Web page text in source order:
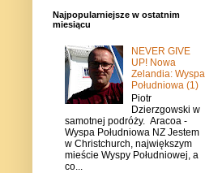
Najpopularniejsze w ostatnim
miesiącu
NEVER GIVE
UP! Nowa
Zelandia: Wyspa
Południowa (1)
Piotr
Dzierzgowski w
samotnej podróży. Aracoa -
Wyspa Południowa NZ Jestem
w Christchurch, największym
mieście Wyspy Południowej, a
co...